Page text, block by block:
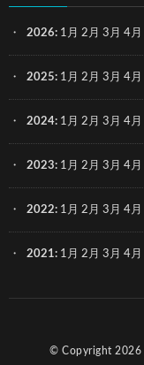
2026: 1月 2月 3月 4月
2025: 1月 2月 3月 4月
2024: 1月 2月 3月 4月
2023: 1月 2月 3月 4月
2022: 1月 2月 3月 4月
2021: 1月 2月 3月 4月
© Copyright 2026